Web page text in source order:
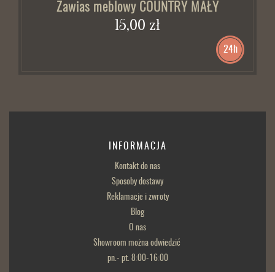
Zawias meblowy COUNTRY MAŁY
15,00 zł
24h
INFORMACJA
Kontakt do nas
Sposoby dostawy
Reklamacje i zwroty
Blog
O nas
Showroom można odwiedzić
pn.- pt. 8:00-16:00